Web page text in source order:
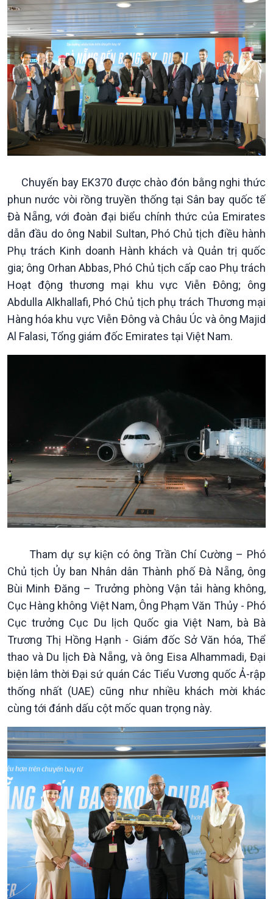
Chính trị
Tin Chính trị
Chính phủ với người dân
Quốc hội với cử tri
Xây dựng đảng
Đảng trong cuộc sống
Pháp luật và đời sống
Thế giới
Tin thế giới
Vấn đề quốc tế
Hồ sơ sự kiện quốc tế
Thế giới & Việt Nam
Biên cương - Một dải vững
Sức sống hàng Việt
Khởi nghiệp
Tuyên chiến với gian lận
thương mại
đảo
Mùa vàng
Biển đảo Việt Nam
Tâm tình biên giới và hải
đảo
Tìm hiểu biển, đảo Việt
Nam
Xã hội
Tin Đời sống & Xã hội
360 độ Sức khỏe
Chuyển đổi Xanh
Tài nguyên và Môi trường
Chuyên gia của bạn
Xã hội chuyển động
Bước chân đến trường
Khoa học & Công nghệ
Tin Khoa học & Công nghệ
Kết nối công nghệ
Sống chung với biến đổi
khí hậu
Chuyến bay EK370 được chào đón bằng nghi thức
phun nước vòi rồng truyền thống tại Sân bay quốc tế
Đà Nẵng, với đoàn đại biểu chính thức của Emirates
dẫn đầu do ông Nabil Sultan, Phó Chủ tịch điều hành
Phụ trách Kinh doanh Hành khách và Quản trị quốc
gia; ông Orhan Abbas, Phó Chủ tịch cấp cao Phụ trách
Hoạt động thương mại khu vực Viễn Đông; ông
Abdulla Alkhallafi, Phó Chủ tịch phụ trách Thương mại
Hàng hóa khu vực Viễn Đông và Châu Úc và ông Majid
Al Falasi, Tổng giám đốc Emirates tại Việt Nam.
Tham dự sự kiện có ông Trần Chí Cường – Phó
Chủ tịch Ủy ban Nhân dân Thành phố Đà Nẵng, ông
Bùi Minh Đăng – Trưởng phòng Vận tải hàng không,
Cục Hàng không Việt Nam, Ông Phạm Văn Thủy - Phó
Cục trưởng Cục Du lịch Quốc gia Việt Nam, bà Bà
Trương Thị Hồng Hạnh - Giám đốc Sở Văn hóa, Thể
thao và Du lịch Đà Nẵng, và ông Eisa Alhammadi, Đại
biện lâm thời Đại sứ quán Các Tiểu Vương quốc Ả-rập
thống nhất (UAE) cũng như nhiều khách mời khác
cùng tới đánh dấu cột mốc quan trọng này.